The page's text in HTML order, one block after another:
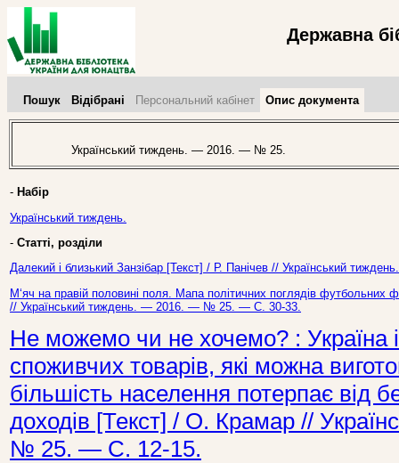
Державна
Пошук Відібрані Персональний кабінет Опис документа
Український тиждень. — 2016. — № 25.
- Набір
Український тиждень.
- Статті, розділи
Далекий і близький Занзібар [Текст] / Р. Панічев // Український
М‘яч на правій половині поля. Мапа політичних поглядів
// Український тиждень. — 2016. — № 25. — С. 30-33.
Не можемо чи не хочемо? : Україна
споживчих товарів, які можна
більшість населення потерпає від
доходів [Текст] / О. Крамар //
№ 25. — С. 12-15.